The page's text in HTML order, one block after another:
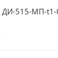
ДИ-515-МП-t1-